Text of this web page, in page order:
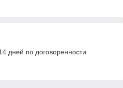
дней по договоренности